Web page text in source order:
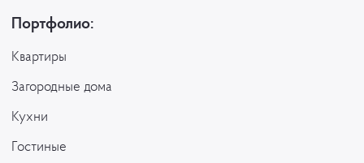
Портфолио:
Квартиры
Загородные дома
Кухни
Гостиные